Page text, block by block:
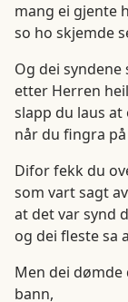
mang ei gjente
so ho skjemde
Og dei
etter Herren
slapp du laus at
når du fingra
Difor fekk du
som vart sagt
at det var synd
og dei fleste sa
Men dei dømde
bann,